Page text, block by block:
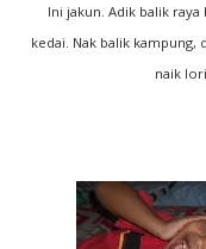
Ini jakun. Adik balik
kedai. Nak balik kampung,
naik